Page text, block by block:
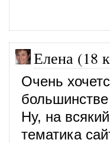
Елена (18
Очень
Ну, на
тематика